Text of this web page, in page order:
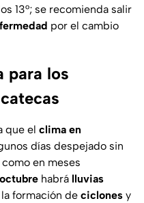
13°; se recomienda salir
por el cambio
para los
que el clima en
días despejado sin
en meses
octubre habrá lluvias
formación de ciclones y